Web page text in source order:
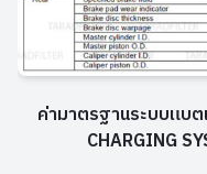
ค่ามาตรฐานระบบแบ
CHARGING